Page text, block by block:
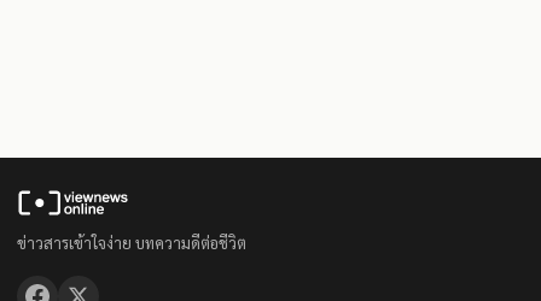
ข่าวสารเข้าใจง่าย บทความดีต่อชีวิต